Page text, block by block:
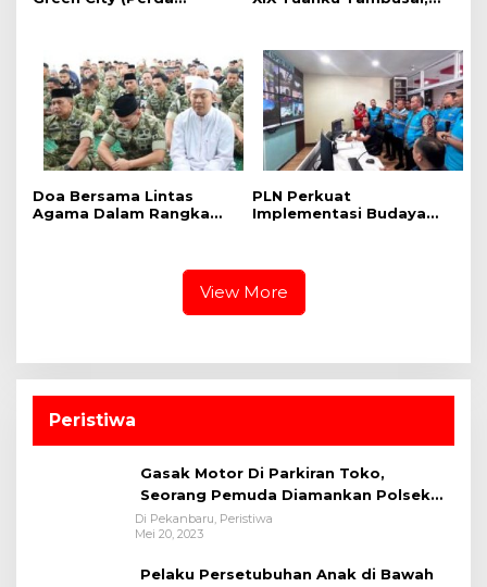
Kota Pekanbaru dan Tim
Pakar
Khidmat
Doa Bersama Lintas
Agama Dalam Rangka
PLN Perkuat
Implementasi Budaya
View More
Peristiwa
Gasak Motor Di Parkiran Toko,
Seorang Pemuda Diamankan Polsek
Bukit Raya
Di Pekanbaru, Peristiwa
Mei 20, 2023
Pelaku Persetubuhan Anak di Bawah